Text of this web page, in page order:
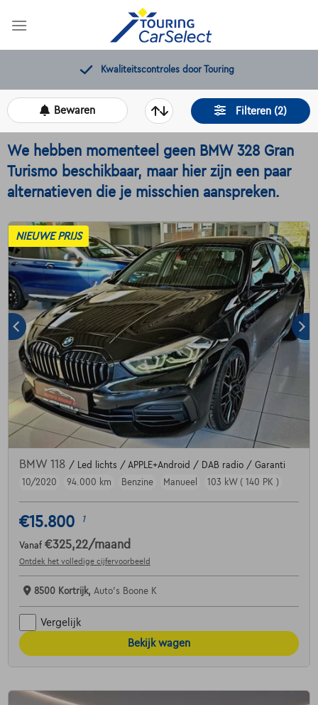
Kwaliteitscontroles door Touring
Filteren (2)
Bewaren
We hebben momenteel geen BMW 328 Gran
Turismo beschikbaar, maar hier zijn een paar
alternatieven die je misschien aanspreken.
NIEUWE PRIJS
BMW 118 / Led lichts / APPLE+Android / DAB radio / Garanti
10/2020
94.000 km Benzine Manueel 103 kW ( 140 PK )
€15.800 1
Vanaf €325,22/maand
Ontdek het volledige cijfervoorbeeld
8500 Kortrijk, Auto's Boone K
Vergelijk
Bekijk wagen